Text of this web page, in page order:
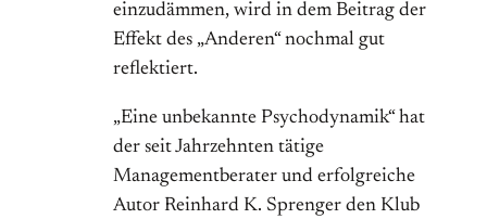
einzudämmen, wird in dem Beitrag der
Effekt des „Anderen“ nochmal gut
reflektiert.
„Eine unbekannte Psychodynamik“ hat
der seit Jahrzehnten tätige
Managementberater und erfolgreiche
Autor Reinhard K. Sprenger den Klub